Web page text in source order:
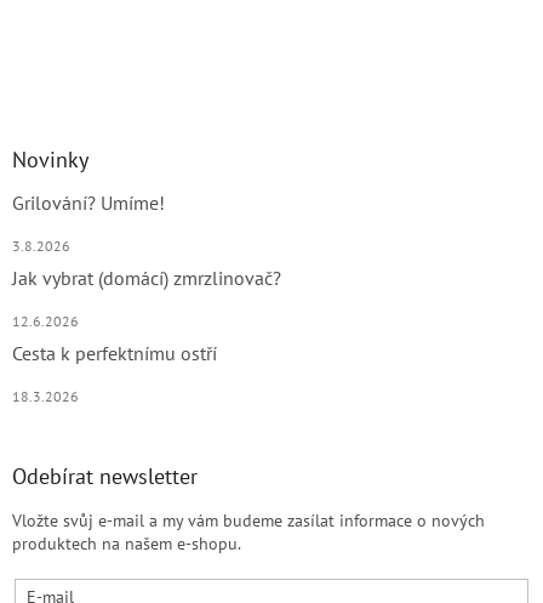
Novinky
Grilování? Umíme!
3.8.2026
Jak vybrat (domácí) zmrzlinovač?
12.6.2026
Cesta k perfektnímu ostří
18.3.2026
Odebírat newsletter
Vložte svůj e-mail a my vám budeme zasílat informace o nových
produktech na našem e-shopu.
E-mail